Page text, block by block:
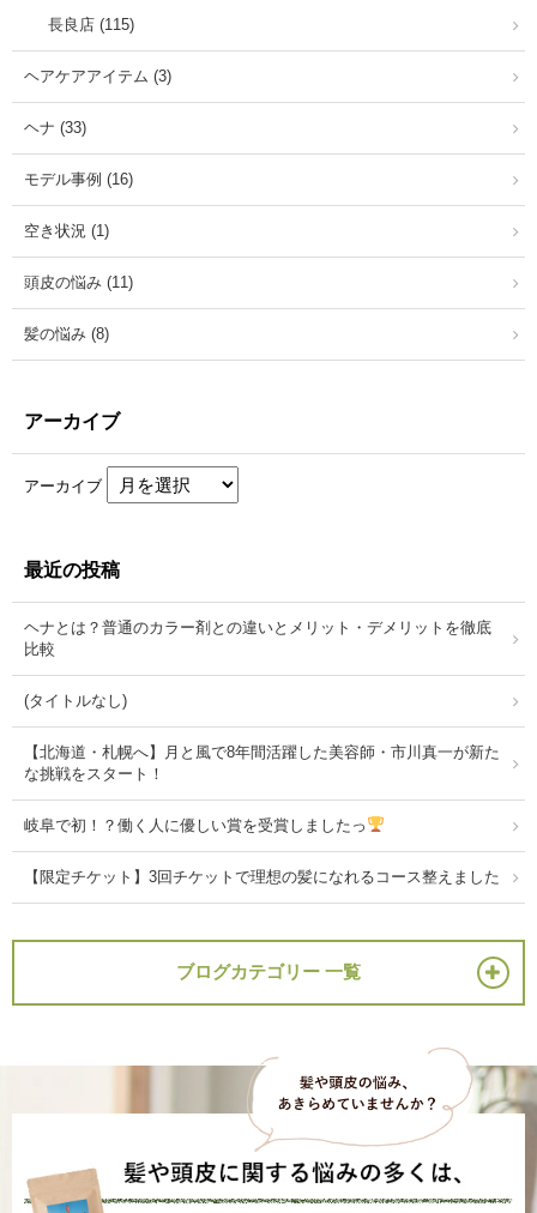
長良店 (115)
ヘアケアアイテム (3)
ヘナ (33)
モデル事例 (16)
空き状況 (1)
頭皮の悩み (11)
髪の悩み (8)
アーカイブ
アーカイブ
最近の投稿
ヘナとは？普通のカラー剤との違いとメリット・デメリットを徹底
比較
(タイトルなし)
【北海道・札幌へ】月と風で8年間活躍した美容師・市川真一が新た
な挑戦をスタート！
岐阜で初！？働く人に優しい賞を受賞しましたっ
【限定チケット】3回チケットで理想の髪になれるコース整えました
ブログカテゴリー 一覧